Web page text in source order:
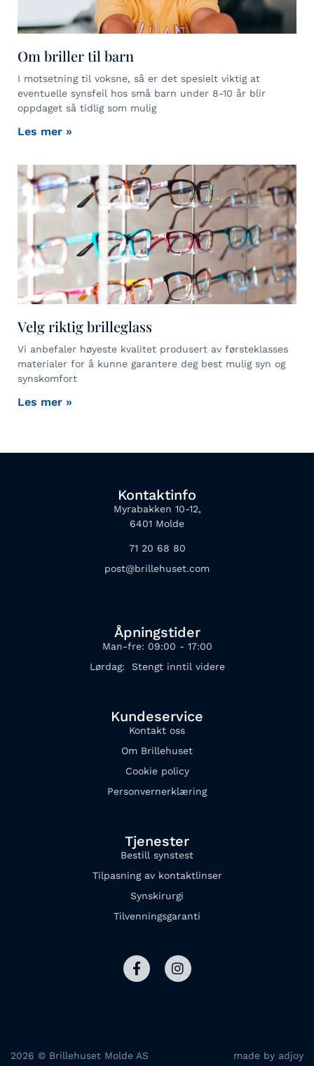
Om briller til barn
I motsetning til voksne, så er det spesielt viktig at
eventuelle synsfeil hos små barn under 8-10 år blir
oppdaget så tidlig som mulig
Les mer »
Velg riktig brilleglass
Vi anbefaler høyeste kvalitet produsert av førsteklasses
materialer for å kunne garantere deg best mulig syn og
synskomfort
Les mer »
Kontaktinfo
Myrabakken 10-12,
6401 Molde
71 20 68 80
post@brillehuset.com
Åpningstider
Man-fre: 09:00 - 17:00
Lørdag: Stengt inntil videre
Kundeservice
Kontakt oss
Om Brillehuset
Cookie policy
Personvernerklæring
Tjenester
Bestill synstest
Tilpasning av kontaktlinser
Synskirurgi
Tilvenningsgaranti
2026 © Brillehuset Molde AS made by adjoy